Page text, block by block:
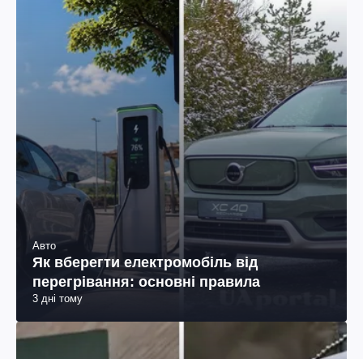
Авто
Як вберегти електромобіль від
перегрівання: основні правила
3 дні тому